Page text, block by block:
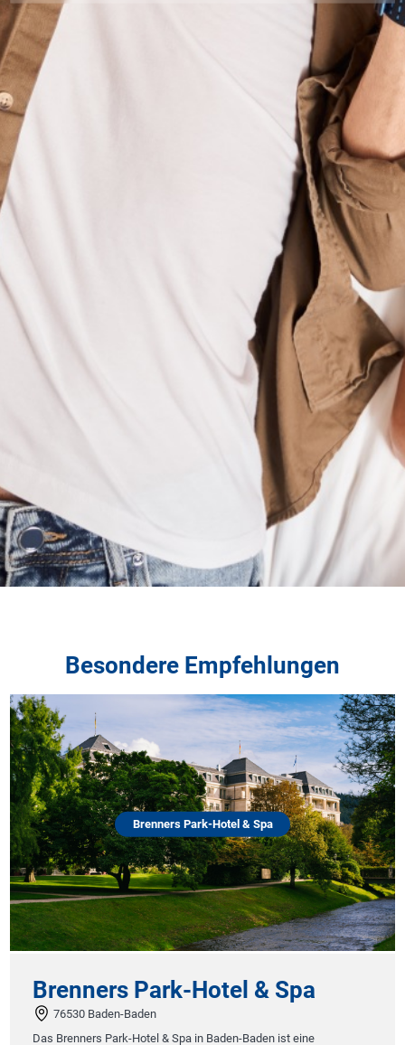
Besondere Empfehlungen
Brenners Park-Hotel & Spa
Brenners Park-Hotel & Spa
76530 Baden-Baden
Das Brenners Park-Hotel & Spa in Baden-Baden ist eine